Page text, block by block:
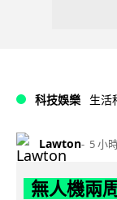
科技娛樂 生活
Lawton 5 小
無人機兩